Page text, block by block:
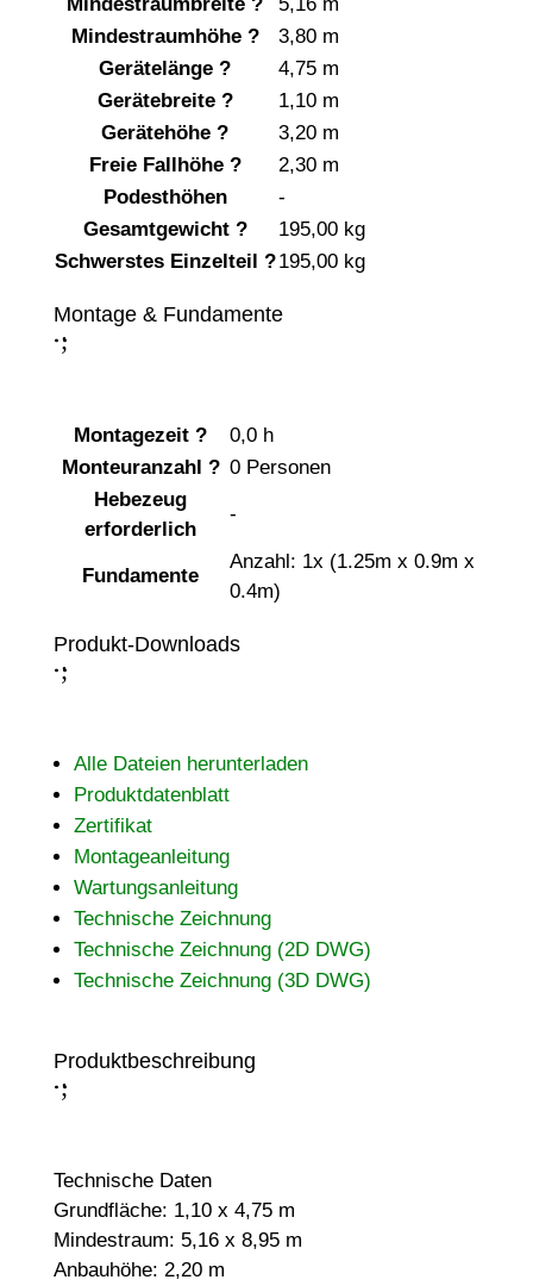
Mindestraumhöhe ?
3,80 m
Gerätelänge ?
4,75 m
Gerätebreite ?
1,10 m
Gerätehöhe ?
3,20 m
Freie Fallhöhe ?
2,30 m
Podesthöhen
-
Gesamtgewicht ?
195,00 kg
Schwerstes Einzelteil ?195,00 kg
Montage & Fundamente
:
;
Montagezeit ?
0,0 h
Monteuranzahl ? 0 Personen
Hebezeug
erforderlich
-
Fundamente
Anzahl: 1x (1.25m x 0.9m x
0.4m)
Produkt-Downloads
:
;
Alle Dateien herunterladen
Produktdatenblatt
Zertifikat
Montageanleitung
Wartungsanleitung
Technische Zeichnung
Technische Zeichnung (2D DWG)
Technische Zeichnung (3D DWG)
Produktbeschreibung
:
;
Technische Daten
Grundfläche: 1,10 x 4,75 m
Mindestraum: 5,16 x 8,95 m
Anbauhöhe: 2,20 m